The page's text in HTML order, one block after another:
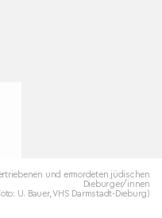
und ermordeten jüdischen
Dieburger/innen
U. Bauer, VHS Darmstadt-Dieburg)